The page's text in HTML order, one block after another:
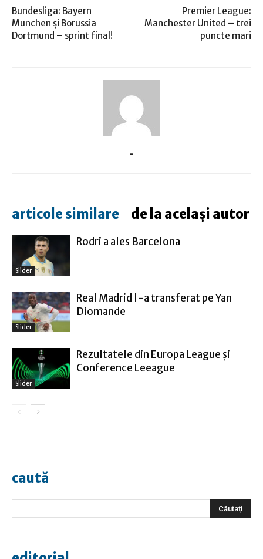
Bundesliga: Bayern
Munchen şi Borussia
Dortmund – sprint final!
Premier League:
Manchester United – trei
puncte mari
-
articole similare de la același autor
Slider
Rodri a ales Barcelona
Slider
Real Madrid l-a transferat pe Yan
Diomande
Slider
Rezultatele din Europa League şi
Conference Leeague
caută